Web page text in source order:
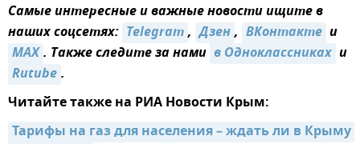
Самые интересные и важные новости ищите в
наших соцсетях: Telegram, Дзен, ВКонтакте и
MAX. Также следите за нами в Одноклассниках и
Rutube.
Читайте также на РИА Новости Крым:
Тарифы на газ для населения – ждать ли в Крыму